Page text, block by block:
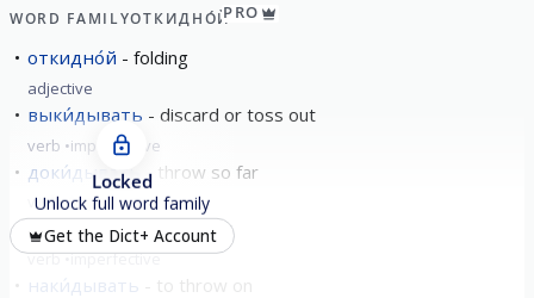
WORD FAMILYОТКИДНО́ЙPRO
откидно́й folding
adjective
выки́дывать discard or toss out
verb imperfective
доки́дывать throw so far
verb imperfective
заки́дывать cast; sling
verb imperfective
наки́дывать
Locked
Unlock full word family
Get the Dict+ Account